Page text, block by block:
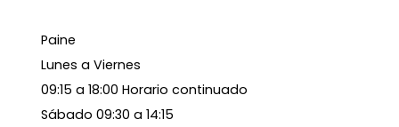
Paine
Lunes a Viernes
09:15 a 18:00 Horario continuado
Sábado 09:30 a 14:15